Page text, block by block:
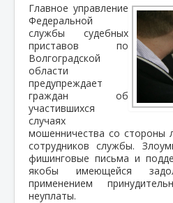
Главное управление
Федеральной
службы судебных
приставов по
Волгоградской
области
предупреждает
граждан об
участившихся
случаях
мошенничества со стороны
сотрудников службы.
фишинговые письма и
якобы имеющейся
применением
неуплаты.